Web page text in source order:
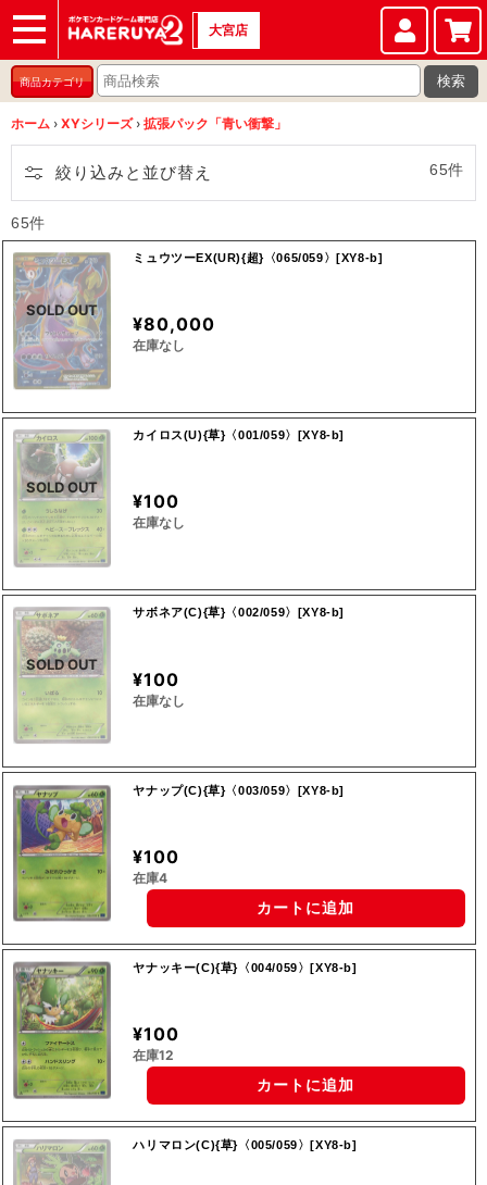
ショップ
店頭買取
店舗
イベント
大宮店
商品カテゴリ 検索
ホーム › XYシリーズ › 拡張パック「青い衝撃」
絞り込みと並び替え 65件
65件
SOLD OUT
ミュウツーEX(UR){超}〈065/059〉[XY8-b]
¥80,000
在庫なし
SOLD OUT
カイロス(U){草}〈001/059〉[XY8-b]
¥100
在庫なし
SOLD OUT
サボネア(C){草}〈002/059〉[XY8-b]
¥100
在庫なし
ヤナップ(C){草}〈003/059〉[XY8-b]
¥100
在庫4
カートに追加
ヤナッキー(C){草}〈004/059〉[XY8-b]
¥100
在庫12
カートに追加
ハリマロン(C){草}〈005/059〉[XY8-b]